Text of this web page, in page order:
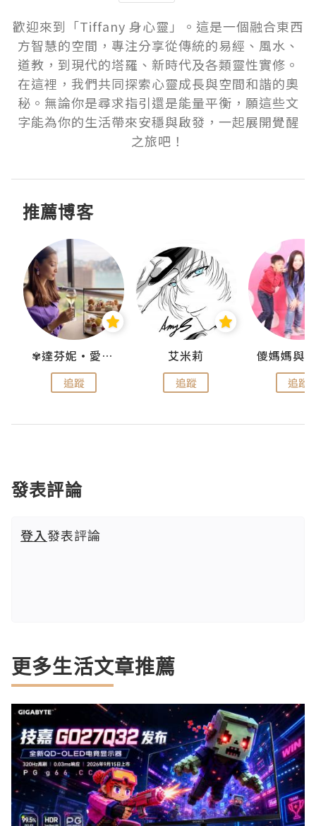
歡迎來到「Tiffany 身心靈」。這是一個融合東西
方智慧的空間，專注分享從傳統的易經、風水、
道教，到現代的塔羅、新時代及各類靈性實修。
在這裡，我們共同探索心靈成長與空間和諧的奧
秘。無論你是尋求指引還是能量平衡，願這些文
字能為你的生活帶來安穩與啟發，一起展開覺醒
之旅吧！
推薦博客
✾達芬妮•愛孩子•愛生活✾
追蹤
艾米莉
追蹤 追蹤
發表評論
登入發表評論
更多生活文章推薦